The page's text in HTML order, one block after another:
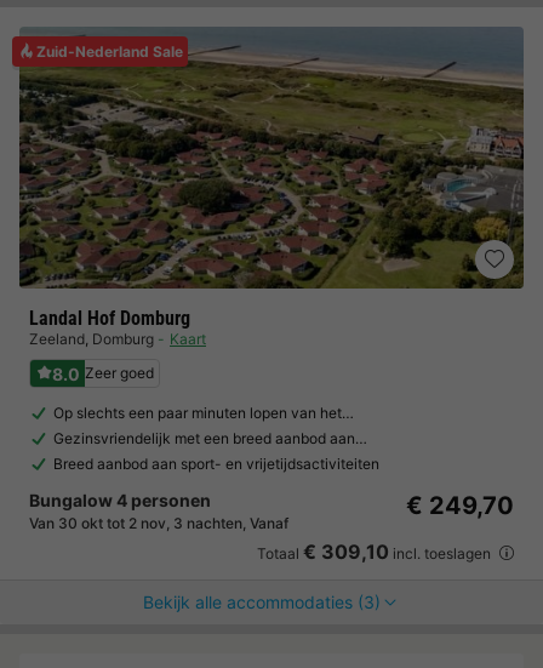
Zuid-Nederland Sale
Landal Hof Domburg
Zeeland, Domburg Kaart
8.0 Zeer goed
Op slechts een paar minuten lopen van het…
Gezinsvriendelijk met een breed aanbod aan…
Breed aanbod aan sport- en vrijetijdsactiviteiten
Bungalow 4 personen
Van 30 okt tot 2 nov, 3 nachten, Vanaf
€ 249,70
Totaal € 309,10 incl. toeslagen
Bekijk alle accommodaties (3)